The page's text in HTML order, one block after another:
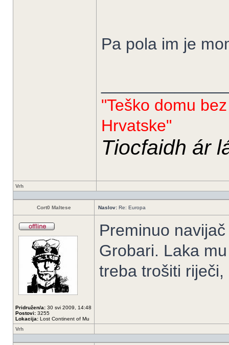
Pa pola im je
"Teško domu
Hrvatske"
Tiocfaidh ár
Vrh
Cort0 Maltese Naslov: Re: Europa
Pridružen/a: 30 svi 2009, 14:48
Postovi: 3255
Lokacija: Lost Continent of Mu
Preminuo
Grobari. Laka
treba trošiti
Vrh